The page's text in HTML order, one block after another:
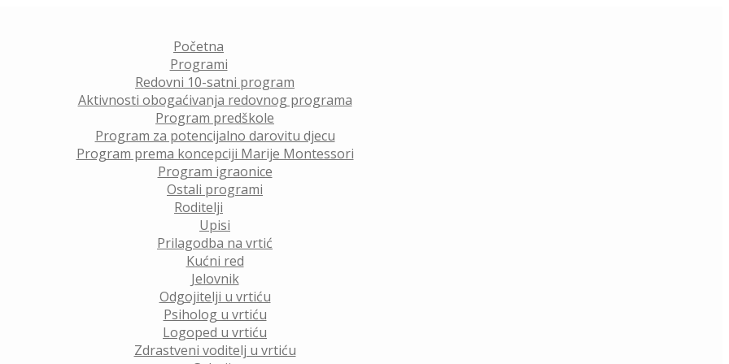
Početna
Programi
Redovni 10-satni program
Aktivnosti obogaćivanja redovnog programa
Program predškole
Program za potencijalno darovitu djecu
Program prema koncepciji Marije Montessori
Program igraonice
Ostali programi
Roditelji
Upisi
Prilagodba na vrtić
Kućni red
Jelovnik
Odgojitelji u vrtiću
Psiholog u vrtiću
Logoped u vrtiću
Zdrastveni voditelj u vrtiću